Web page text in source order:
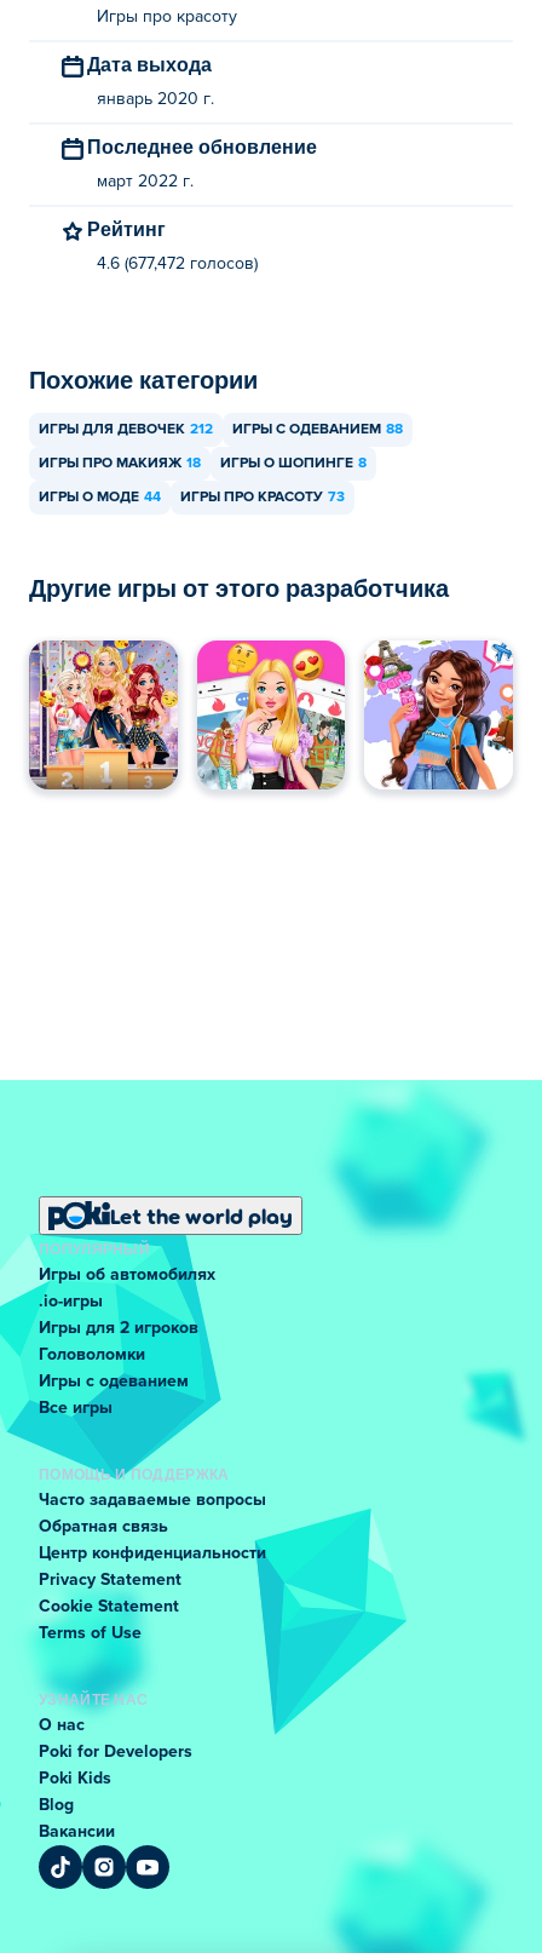
Игры про красоту
Дата выхода
январь 2020 г.
Последнее обновление
март 2022 г.
Рейтинг
4.6 (677,472 голосов)
Похожие категории
ИГРЫ ДЛЯ ДЕВОЧЕК 212 ИГРЫ С ОДЕВАНИЕМ 88
ИГРЫ ПРО МАКИЯЖ 18 ИГРЫ О ШОПИНГЕ 8
ИГРЫ О МОДЕ 44 ИГРЫ ПРО КРАСОТУ 73
Другие игры от этого разработчика
Let the world play
ПОПУЛЯРНЫЙ
Игры об автомобилях
.io-игры
Игры для 2 игроков
Головоломки
Игры с одеванием
Все игры
ПОМОЩЬ И ПОДДЕРЖКА
Часто задаваемые вопросы
Обратная связь
Центр конфиденциальности
Privacy Statement
Cookie Statement
Terms of Use
УЗНАЙТЕ НАС
О нас
Poki for Developers
Poki Kids
Blog
Вакансии